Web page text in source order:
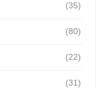
(35)
(80)
(22)
(31)